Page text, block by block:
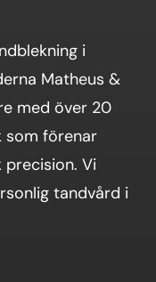
i
Matheus &
med över 20
som förenar
Vi
tandvård i